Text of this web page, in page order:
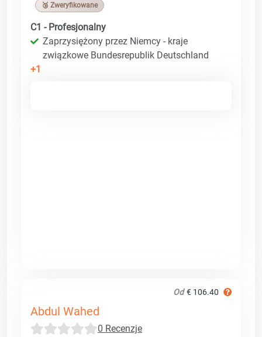
🥉 Zweryfikowane
C1 - Profesjonalny
Zaprzysiężony przez Niemcy - kraje
związkowe Bundesrepublik Deutschland
+1
Od € 106.40
Abdul Wahed
0 Recenzje